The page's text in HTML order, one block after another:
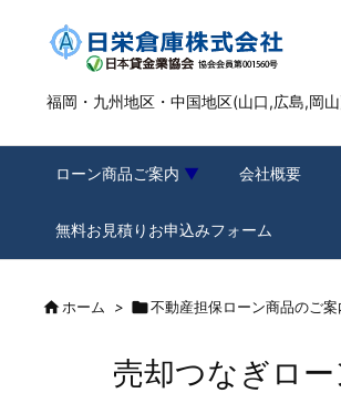
福岡・九州地区・中国地区(山口,広島,岡
ローン商品ご案内 会社概要
無料お見積りお申込みフォーム
ホーム > 不動産担保ローン商品のご案
売却つなぎロー